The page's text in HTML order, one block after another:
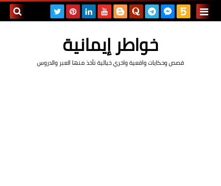
خواطر إيمانية
قصص وحكايات واقعية واخري خيالية نأخذ منها العبر والدروس